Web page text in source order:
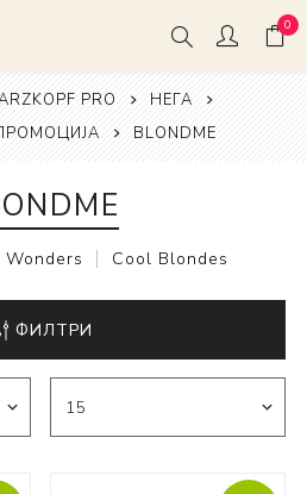
0
PRO
НЕГА
BLONDME
Cool Blondes
ФИЛТРИ